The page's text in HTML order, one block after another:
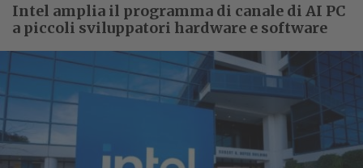
Intel amplia il programma di canale di AI PC
a piccoli sviluppatori hardware e software